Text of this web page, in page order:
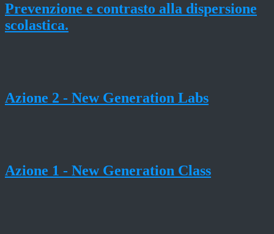
Prevenzione e contrasto alla dispersione
scolastica.
Azione 2 - New Generation Labs
Azione 1 - New Generation Class